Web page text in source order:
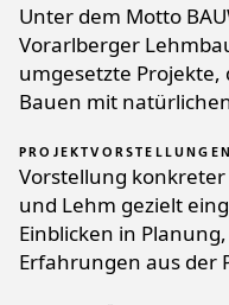
Unter dem Motto
Vorarlberger
umgesetzte Projekte,
Bauen mit
Vorstellung
und Lehm gezielt
Einblicken in
Erfahrungen aus der